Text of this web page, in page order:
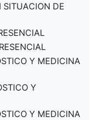
SITUACION DE
Y MEDICINA
Y
Y MEDICINA